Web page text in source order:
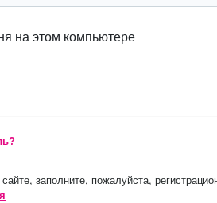
на этом компьютере
заполните, пожалуйста,